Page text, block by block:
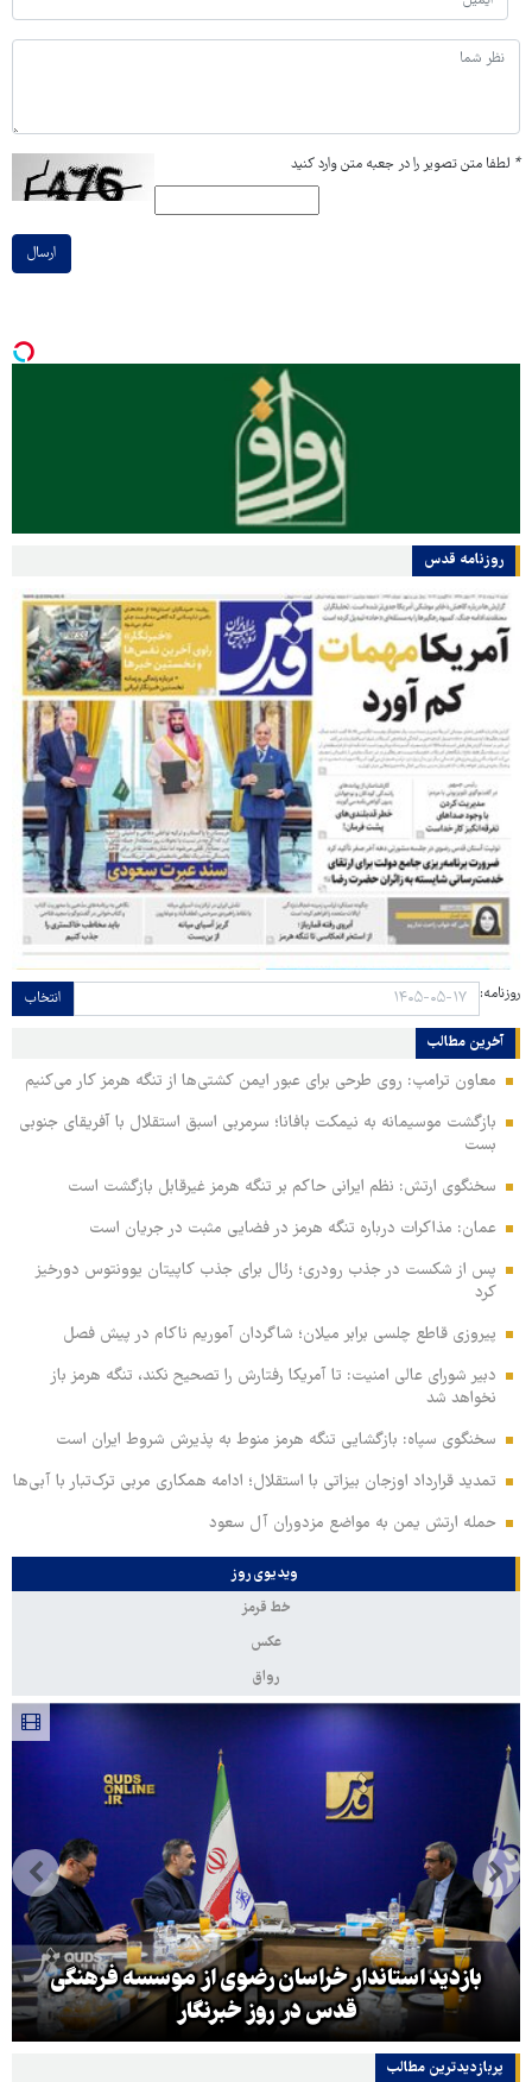
* لطفا متن تصویر را در جعبه متن وارد کنید
ارسال
روزنامه قدس
روزنامه: انتخاب
آخرین مطالب
معاون ترامپ: روی طرحی برای عبور ایمن کشتی‌ها از تنگه هرمز کار می‌کنیم
بازگشت موسیمانه به نیمکت بافانا؛ سرمربی اسبق استقلال با آفریقای جنوبی
بست
سخنگوی ارتش: نظم ایرانی حاکم بر تنگه هرمز غیرقابل بازگشت است
عمان: مذاکرات درباره تنگه هرمز در فضایی مثبت در جریان است
پس از شکست در جذب رودری؛ رئال برای جذب کاپیتان یوونتوس دورخیز
کرد
پیروزی قاطع چلسی برابر میلان؛ شاگردان آموریم ناکام در پیش فصل
دبیر شورای عالی امنیت: تا آمریکا رفتارش را تصحیح نکند، تنگه هرمز باز
نخواهد شد
سخنگوی سپاه: بازگشایی تنگه هرمز منوط به پذیرش شروط ایران است
تمدید قرارداد اوزجان بیزاتی با استقلال؛ ادامه همکاری مربی ترک‌تبار با آبی‌ها
حمله ارتش یمن به مواضع مزدوران آل سعود
ویدیوی روز
خط قرمز
عکس
رواق
بازدید استاندار خراسان رضوی از موسسه فرهنگی
قدس در روز خبرنگار
پربازدیدترین‌ مطالب